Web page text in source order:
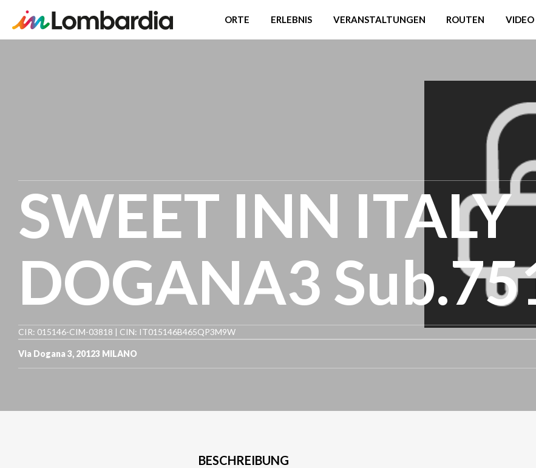
ORTE ERLEBNIS VERANSTALTUNGEN ROUTEN VIDEO
SWEET INN ITALY
DOGANA3
CIR: 015146-CIM-03818 | CIN: IT015146B465QP3M9W
Via Dogana 3, 20123 MILANO
BESCHREIBUNG